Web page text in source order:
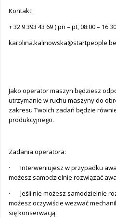
Kontakt:
+ 32 9 393 43 69 ( pn – pt, 08:00 –
karolina.kalinowska@startpeople.be
Jako operator maszyn będziesz
utrzymanie w ruchu maszyny do
zakresu Twoich zadań będzie
produkcyjnego.
Zadania operatora:
· Interweniujesz w przypadku
możesz samodzielnie rozwiązać
· Jeśli nie możesz samodzielnie
możesz oczywiście wezwać
się konserwacją.